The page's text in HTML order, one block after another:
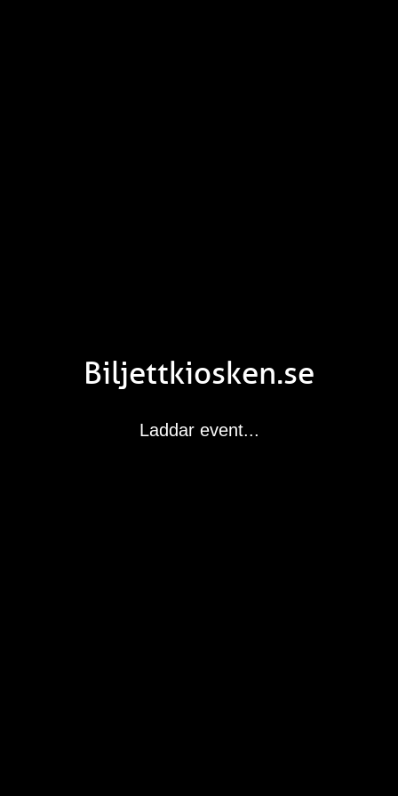
Biljettkiosken.se
Laddar event...